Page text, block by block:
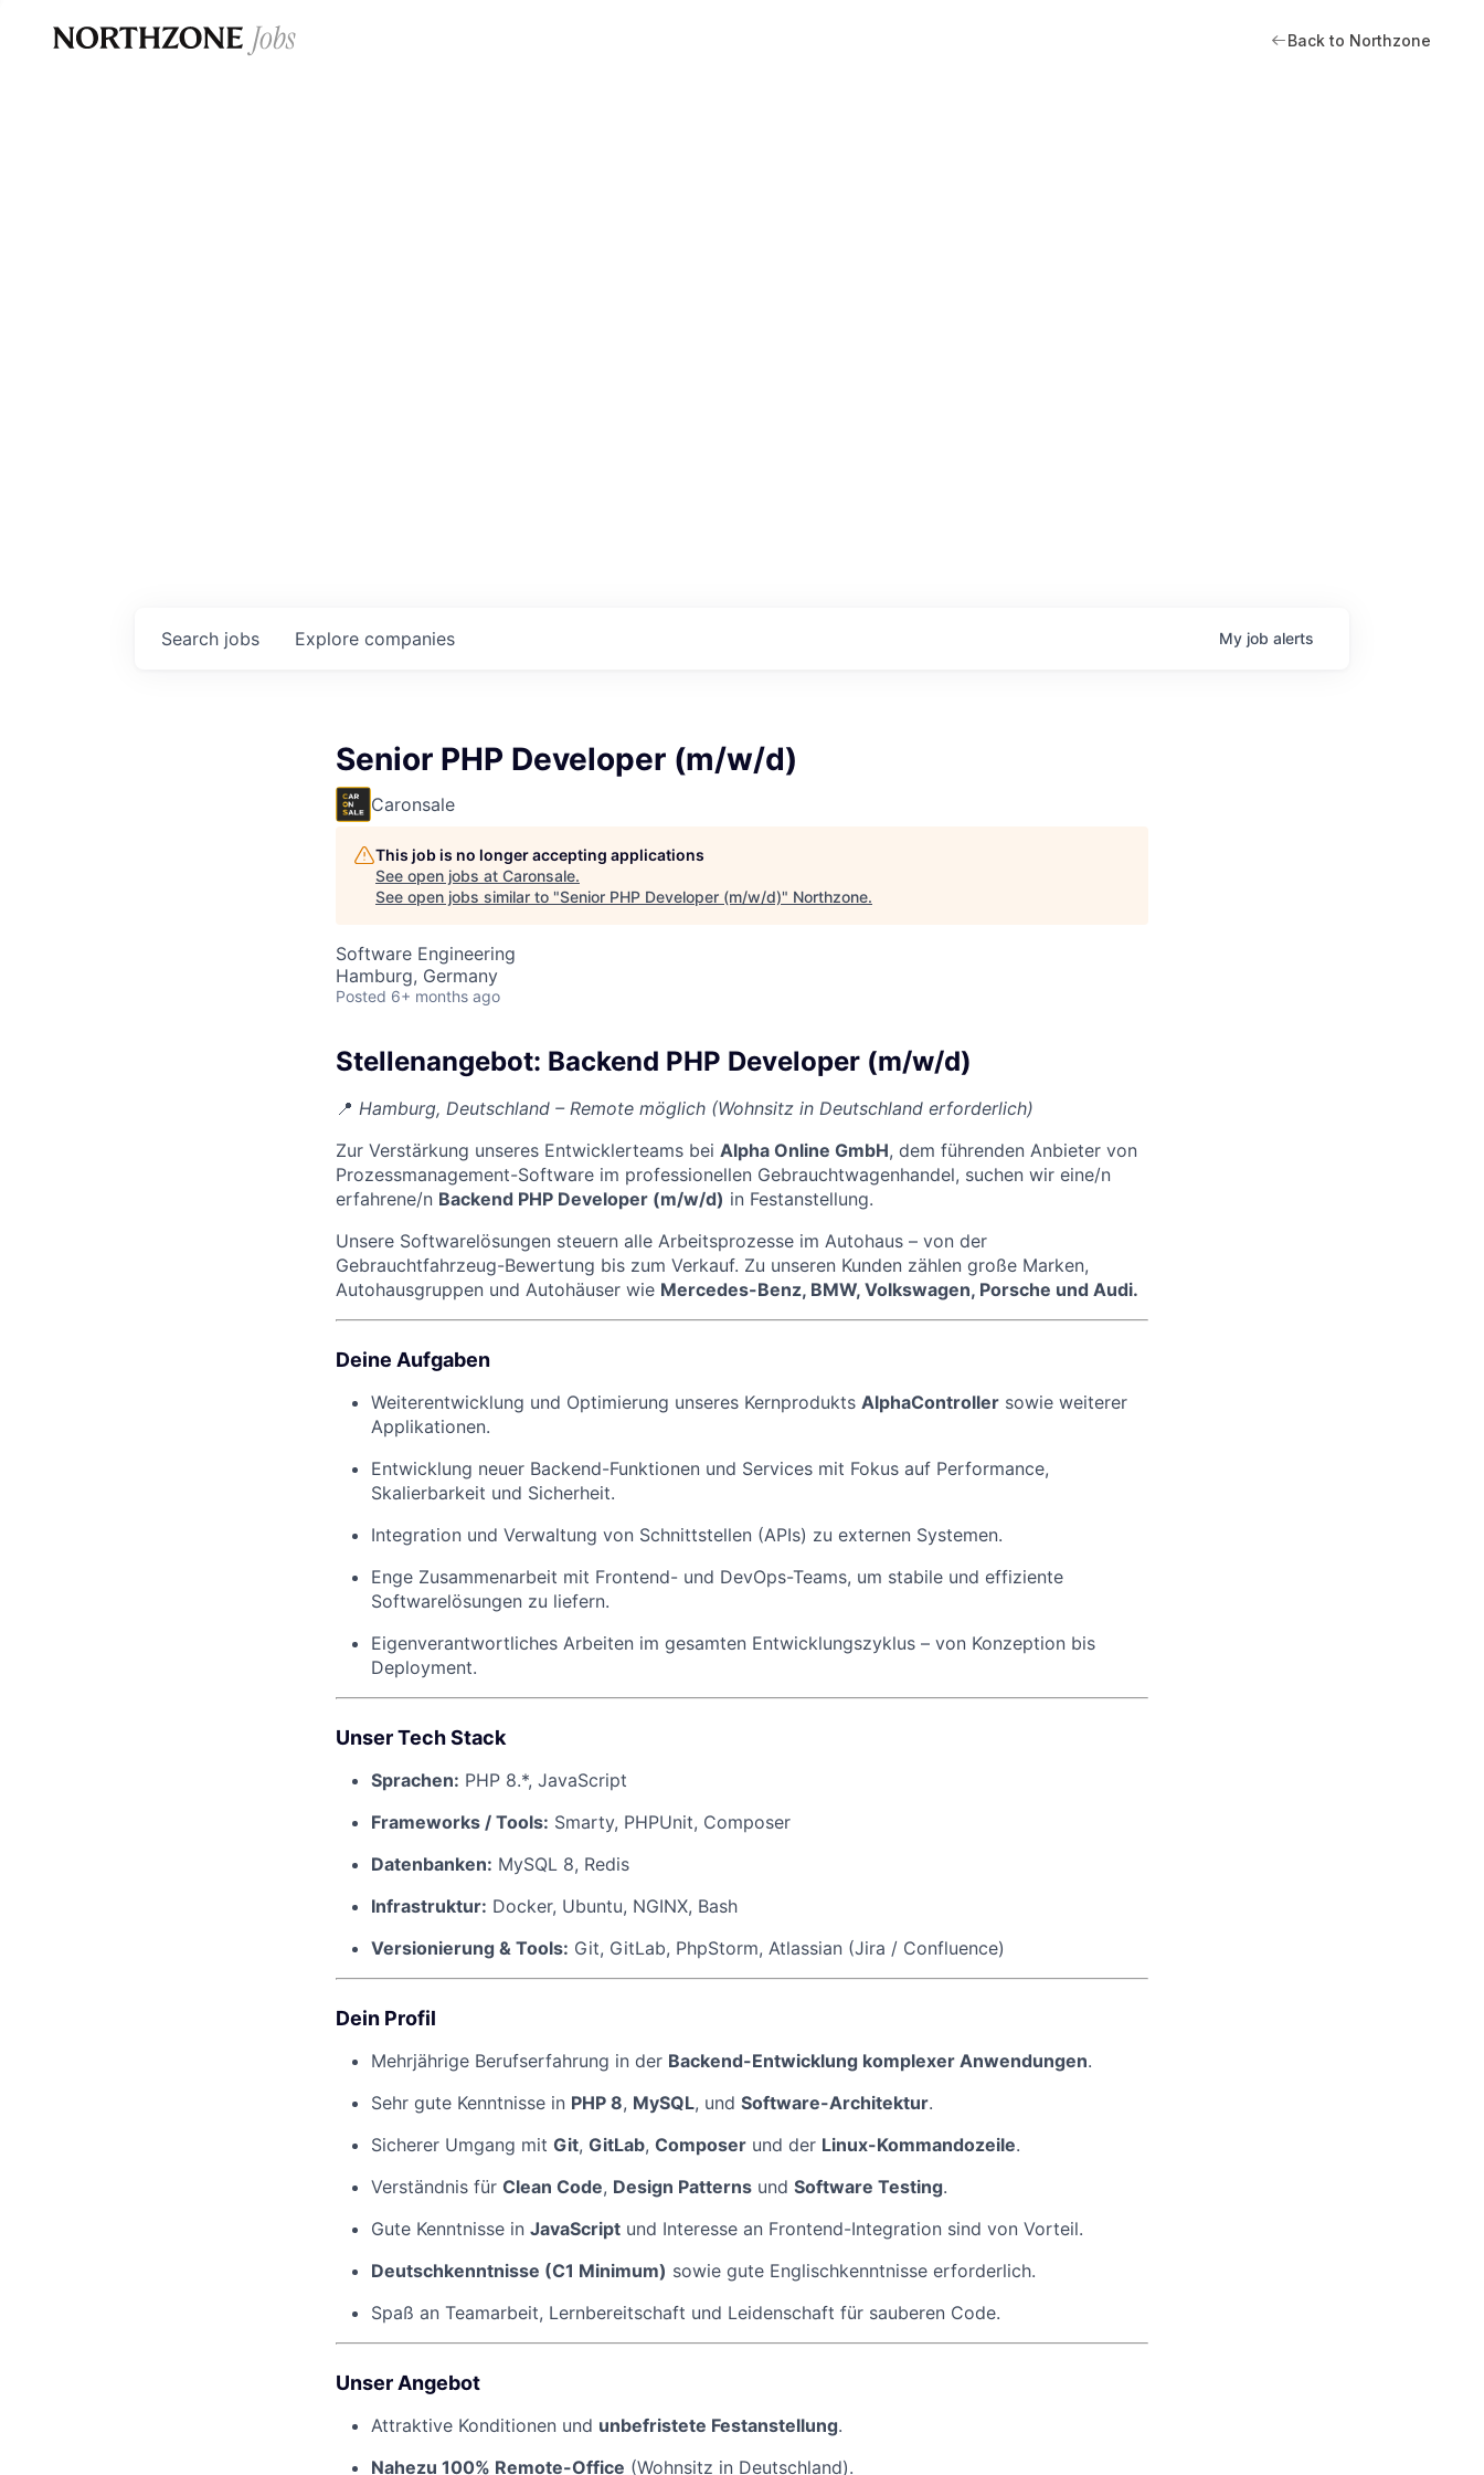
Back to Northzone
Search jobs Explore companies My job alerts
Senior PHP Developer (m/w/d)
Caronsale
This job is no longer accepting applications
See open jobs at Caronsale.
See open jobs similar to "Senior PHP Developer (m/w/d)" Northzone.
Software Engineering
Hamburg, Germany
Posted 6+ months ago
Stellenangebot: Backend PHP Developer (m/w/d)
📍 Hamburg, Deutschland – Remote möglich (Wohnsitz in Deutschland erforderlich)
Zur Verstärkung unseres Entwicklerteams bei Alpha Online GmbH, dem führenden Anbieter von
Prozessmanagement-Software im professionellen Gebrauchtwagenhandel, suchen wir eine/n
erfahrene/n Backend PHP Developer (m/w/d) in Festanstellung.
Unsere Softwarelösungen steuern alle Arbeitsprozesse im Autohaus – von der
Gebrauchtfahrzeug-Bewertung bis zum Verkauf. Zu unseren Kunden zählen große Marken,
Autohausgruppen und Autohäuser wie Mercedes-Benz, BMW, Volkswagen, Porsche und Audi.
Deine Aufgaben
Weiterentwicklung und Optimierung unseres Kernprodukts AlphaController sowie weiterer
Applikationen.
Entwicklung neuer Backend-Funktionen und Services mit Fokus auf Performance,
Skalierbarkeit und Sicherheit.
Integration und Verwaltung von Schnittstellen (APIs) zu externen Systemen.
Enge Zusammenarbeit mit Frontend- und DevOps-Teams, um stabile und effiziente
Softwarelösungen zu liefern.
Eigenverantwortliches Arbeiten im gesamten Entwicklungszyklus – von Konzeption bis
Deployment.
Unser Tech Stack
Sprachen: PHP 8.*, JavaScript
Frameworks / Tools: Smarty, PHPUnit, Composer
Datenbanken: MySQL 8, Redis
Infrastruktur: Docker, Ubuntu, NGINX, Bash
Versionierung & Tools: Git, GitLab, PhpStorm, Atlassian (Jira / Confluence)
Dein Profil
Mehrjährige Berufserfahrung in der Backend-Entwicklung komplexer Anwendungen.
Sehr gute Kenntnisse in PHP 8, MySQL, und Software-Architektur.
Sicherer Umgang mit Git, GitLab, Composer und der Linux-Kommandozeile.
Verständnis für Clean Code, Design Patterns und Software Testing.
Gute Kenntnisse in JavaScript und Interesse an Frontend-Integration sind von Vorteil.
Deutschkenntnisse (C1 Minimum) sowie gute Englischkenntnisse erforderlich.
Spaß an Teamarbeit, Lernbereitschaft und Leidenschaft für sauberen Code.
Unser Angebot
Attraktive Konditionen und unbefristete Festanstellung.
Nahezu 100% Remote-Office (Wohnsitz in Deutschland).